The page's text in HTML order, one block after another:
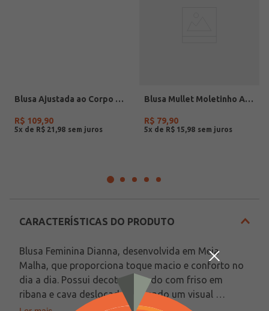
Blusa Ajustada ao Corpo Eagle Rock Feminina VERMELHO
R$ 109,90
5x de R$ 21 98
Blusa Mullet Moletinho Autentique Feminina VERDE
R$ 79,90
5x de R$ 15 98
CARACTERÍSTICAS DO PRODUTO
Blusa Feminina Dianna, desenvolvida em Meia
Malha, que proporciona toque macio e conforto no
dia a dia. Possui decote redondo com friso em
ribana e cava deslocada, trazendo um visual
moderno e descontraído. Conta com modelagem